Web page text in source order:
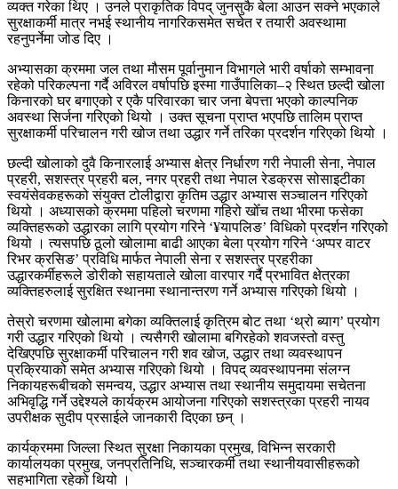
व्यक्त गरेका थिए । उनले प्राकृतिक विपद् जुनसुकै बेला आउन सक्ने भएकाले
सुरक्षाकर्मी मात्र नभई स्थानीय नागरिकसमेत सचेत र तयारी अवस्थामा
रहनुपर्नेमा जोड दिए ।
अभ्यासका क्रममा जल तथा मौसम पूर्वानुमान विभागले भारी वर्षाको सम्भावना
रहेको परिकल्पना गर्दै अविरल वर्षापछि इस्मा गाउँपालिका–२ स्थित छल्दी खोला
किनारको घर बगाएको र एकै परिवारका चार जना बेपत्ता भएको काल्पनिक
अवस्था सिर्जना गरिएको थियो । उक्त सूचना प्राप्त भएपछि तालिम प्राप्त
सुरक्षाकर्मी परिचालन गरी खोज तथा उद्धार गर्ने तरिका प्रदर्शन गरिएको थियो ।
छल्दी खोलाको दुवै किनारलाई अभ्यास क्षेत्र निर्धारण गरी नेपाली सेना, नेपाल
प्रहरी, सशस्त्र प्रहरी बल, नगर प्रहरी तथा नेपाल रेडक्रस सोसाइटीका
स्वयंसेवकहरूको संयुक्त टोलीद्वारा कृतिम उद्धार अभ्यास सञ्चालन गरिएको
थियो । अध्यासको क्रममा पहिलो चरणमा गहिरो खोँच तथा भीरमा फसेका
व्यक्तिहरूको उद्धारका लागि प्रयोग गरिने ‘¥यापलिङ’ विधिको प्रदर्शन गरिएको
थियो । त्यसपछि ठूलो खोलामा बाढी आएका बेला प्रयोग गरिने ‘अप्पर वाटर
रिभर क्रसिङ’ प्रविधि मार्फत नेपाली सेना र सशस्त्र प्रहरीका
उद्धारकर्मीहरूले डोरीको सहायताले खोला वारपार गर्दै प्रभावित क्षेत्रका
व्यक्तिहरुलाई सुरक्षित स्थानमा स्थानान्तरण गर्ने अभ्यास गरिएको थियो ।
तेस्रो चरणमा खोलामा बगेका व्यक्तिलाई कृत्रिम बोट तथा ‘थ्रो ब्याग’ प्रयोग
गरी उद्धार गरिएको थियो । त्यसैगरी खोलामा बगिरहेको शवजस्तो वस्तु
देखिएपछि सुरक्षाकर्मी परिचालन गरी शव खोज, उद्धार तथा व्यवस्थापन
प्रक्रियाको समेत अभ्यास गरिएको थियो । विपद् व्यवस्थापनमा संलग्न
निकायहरूबीचको समन्वय, उद्धार अभ्यास तथा स्थानीय समुदायमा सचेतना
अभिवृद्धि गर्ने उद्देश्यले कार्यक्रम आयोजना गरिएको सशस्त्रका प्रहरी नायव
उपरीक्षक सुदीप प्रसाईले जानकारी दिएका छन् ।
कार्यक्रममा जिल्ला स्थित सुरक्षा निकायका प्रमुख, विभिन्न सरकारी
कार्यालयका प्रमुख, जनप्रतिनिधि, सञ्चारकर्मी तथा स्थानीयवासीहरूको
सहभागिता रहेको थियो ।